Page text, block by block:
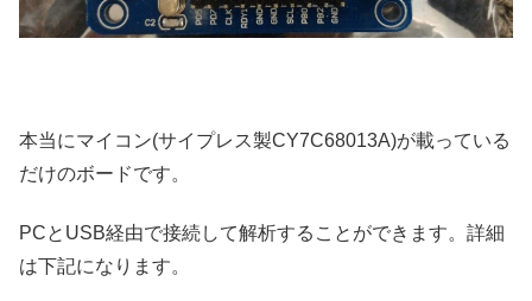
本当にマイコン(サイプレス製CY7C68013A)が載っている
だけのボードです。
PCとUSB経由で接続して解析することができます。詳細
は下記になります。